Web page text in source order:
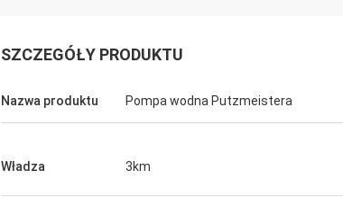
SZCZEGÓŁY PRODUKTU
Nazwa produktu Pompa wodna Putzmeistera
Władza 3km